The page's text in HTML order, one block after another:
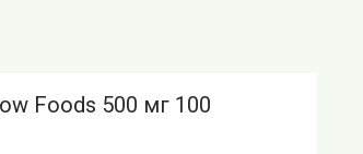
Foods 500 мг 100